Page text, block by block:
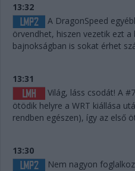
13:32
A DragonSpeed
örvendhet, hiszen vezetik ezt
bajnokságban is sokat érhet
13:31
Világ, láss csodát! A
ötödik helyre a WRT kiállása
rendben egészen), így az első
13:30
Nem nagyon